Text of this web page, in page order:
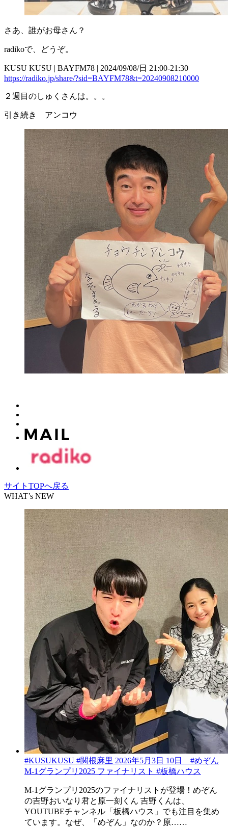
さあ、誰がお母さん？
radikoで、どうぞ。
KUSU KUSU | BAYFM78 | 2024/09/08/日 21:00-21:30
https://radiko.jp/share/?sid=BAYFM78&t=20240908210000
２週目のしゅくさんは。。。
引き続き アンコウ
サイトTOPへ戻る
WHAT’s NEW
#KUSUKUSU #関根麻里 2026年5月3日 10日 #めぞん
M-1グランプリ2025 ファイナリスト #板橋ハウス
M-1グランプリ2025のファイナリストが登場！めぞん
の吉野おいなり君と原一刻くん 吉野くんは、
YOUTUBEチャンネル「板橋ハウス」でも注目を集め
ています。なぜ、「めぞん」なのか？原……